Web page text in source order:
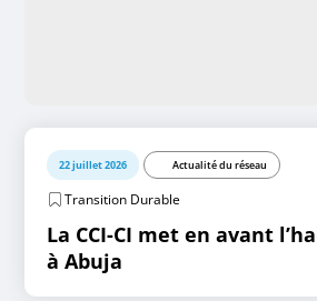
22 juillet 2026 Actualité du réseau
Transition Durable
La CCI-CI met en avant
à Abuja